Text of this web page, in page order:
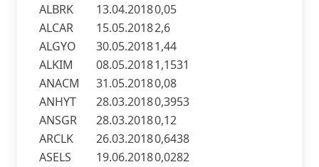
ALBRK
13.04.20180,05
ALCAR
15.05.20182,6
ALGYO
30.05.20181,44
ALKIM
08.05.20181,1531
ANACM
31.05.20180,08
ANHYT
28.03.20180,3953
ANSGR
28.03.20180,12
ARCLK
26.03.20180,6438
ASELS
19.06.20180,0282